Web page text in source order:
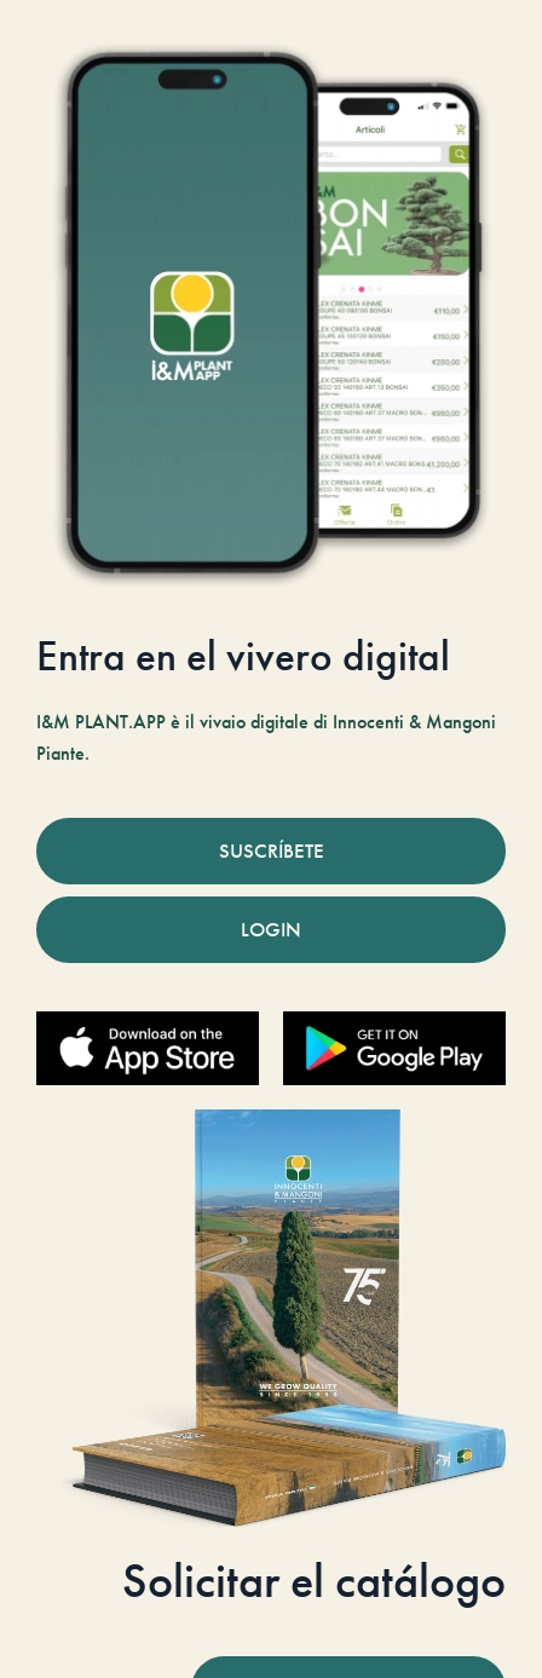
Entra en el vivero digital
I&M PLANT.APP è il vivaio digitale di Innocenti & Mangoni
Piante.
SUSCRÍBETE
LOGIN
Solicitar el catálogo